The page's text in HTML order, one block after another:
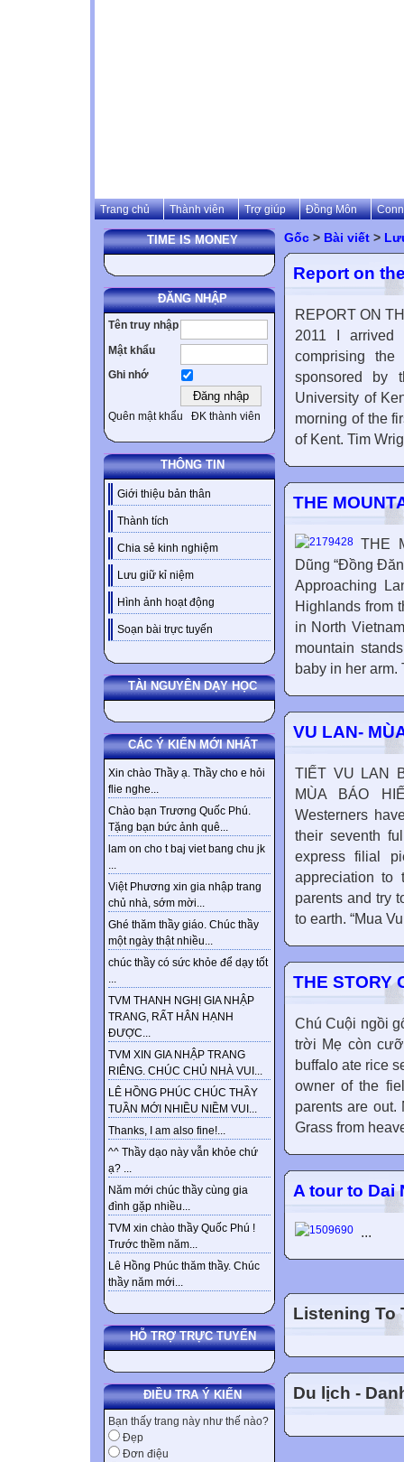
Trang chủ Thành viên Trợ giúp Đồng Môn
TIME IS MONEY
ĐĂNG NHẬP
Tên truy nhập
Mật khẩu
Ghi nhớ
Quên mật khẩu ĐK thành viên
THÔNG TIN
Giới thiệu bản thân
Thành tích
Chia sẻ kinh nghiệm
Lưu giữ kỉ niệm
Hình ảnh hoạt động
Soạn bài trực tuyến
TÀI NGUYÊN DẠY HỌC
CÁC Ý KIẾN MỚI NHẤT
Xin chào Thầy ạ. Thầy cho e hỏi
flie nghe...
Chào bạn Trương Quốc Phú.
Tặng bạn bức ảnh quê...
lam on cho t baj viet bang chu jk
...
Việt Phương xin gia nhập trang
chủ nhà, sớm mời...
Ghé thăm thầy giáo. Chúc thầy
một ngày thật nhiều...
chúc thầy có sức khỏe để dạy tốt
...
TVM THANH NGHỊ GIA NHẬP
TRANG, RẤT HÂN HẠNH
ĐƯỢC...
TVM XIN GIA NHẬP TRANG
RIÊNG. CHÚC CHỦ NHÀ VUI...
LÊ HỒNG PHÚC CHÚC THẦY
TUẦN MỚI NHIỀU NIỀM VUI...
Thanks, I am also fine!...
^^ Thầy dạo này vẫn khỏe chứ
ạ? ...
Năm mới chúc thầy cùng gia
đình gặp nhiều...
TVM xin chào thầy Quốc Phú !
Trước thềm năm...
Lê Hồng Phúc thăm thầy. Chúc
thầy năm mới...
HỖ TRỢ TRỰC TUYẾN
ĐIỀU TRA Ý KIẾN
Bạn thấy trang này như thế nào?
Đẹp
Đơn điệu
Gốc > Bài viết >
Report on
REPORT ON
2011 I arrived
comprising the
sponsored by
University of
morning of the
of Kent. Tim
THE
THE
Dũng “Đồng
Approaching
Highlands from
in North
mountain
baby in her
VU LAN-
TIẾT VU LAN
MÙA BÁO
Westerners
their seventh
express filial
appreciation to
parents and try
to earth. “Mua
THE STORY
Chú Cuội ngồi
trời Mẹ còn
buffalo ate rice
owner of the
parents are out.
Grass from
A tour to Dai
...
Listening To
Du lịch -